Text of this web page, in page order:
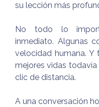
su lección más
No todo lo
inmediato. Algunas
velocidad humana.
mejores vidas
clic de distancia.
A una conversación